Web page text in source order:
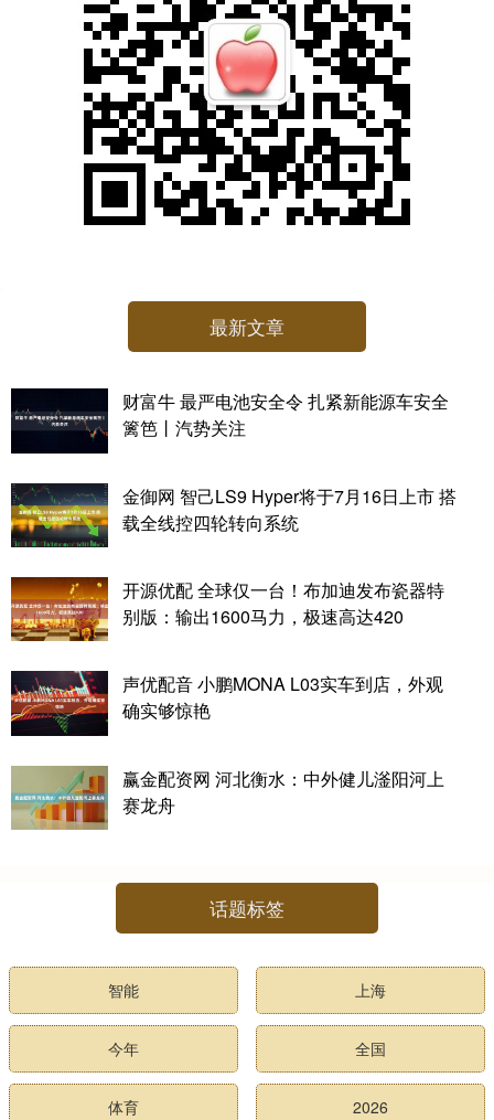
最新文章
财富牛 最严电池安全令 扎紧新能源车安全
篱笆丨汽势关注
金御网 智己LS9 Hyper将于7月16日上市 搭
载全线控四轮转向系统
开源优配 全球仅一台！布加迪发布瓷器特
别版：输出1600马力，极速高达420
声优配音 小鹏MONA L03实车到店，外观
确实够惊艳
赢金配资网 河北衡水：中外健儿滏阳河上
赛龙舟
话题标签
智能 上海
今年 全国
体育 2026